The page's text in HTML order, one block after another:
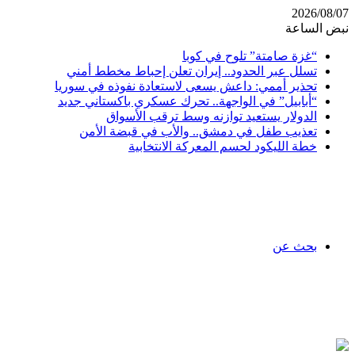
2026/08/07
نبض الساعة
“غزة صامتة” تلوح في كوبا
تسلل عبر الحدود.. إيران تعلن إحباط مخطط أمني
تحذير أممي: داعش يسعى لاستعادة نفوذه في سوريا
“أبابيل” في الواجهة.. تحرك عسكري باكستاني جديد
الدولار يستعيد توازنه وسط ترقب الأسواق
تعذيب طفل في دمشق.. والأب في قبضة الأمن
خطة الليكود لحسم المعركة الانتخابية
بحث عن